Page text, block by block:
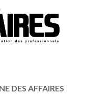
DES AFFAIRES